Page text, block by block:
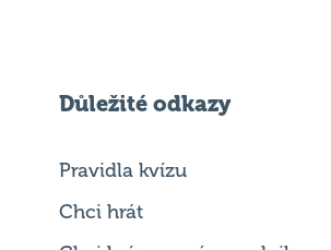
Důležité odkazy
Pravidla kvízu
Chci hrát